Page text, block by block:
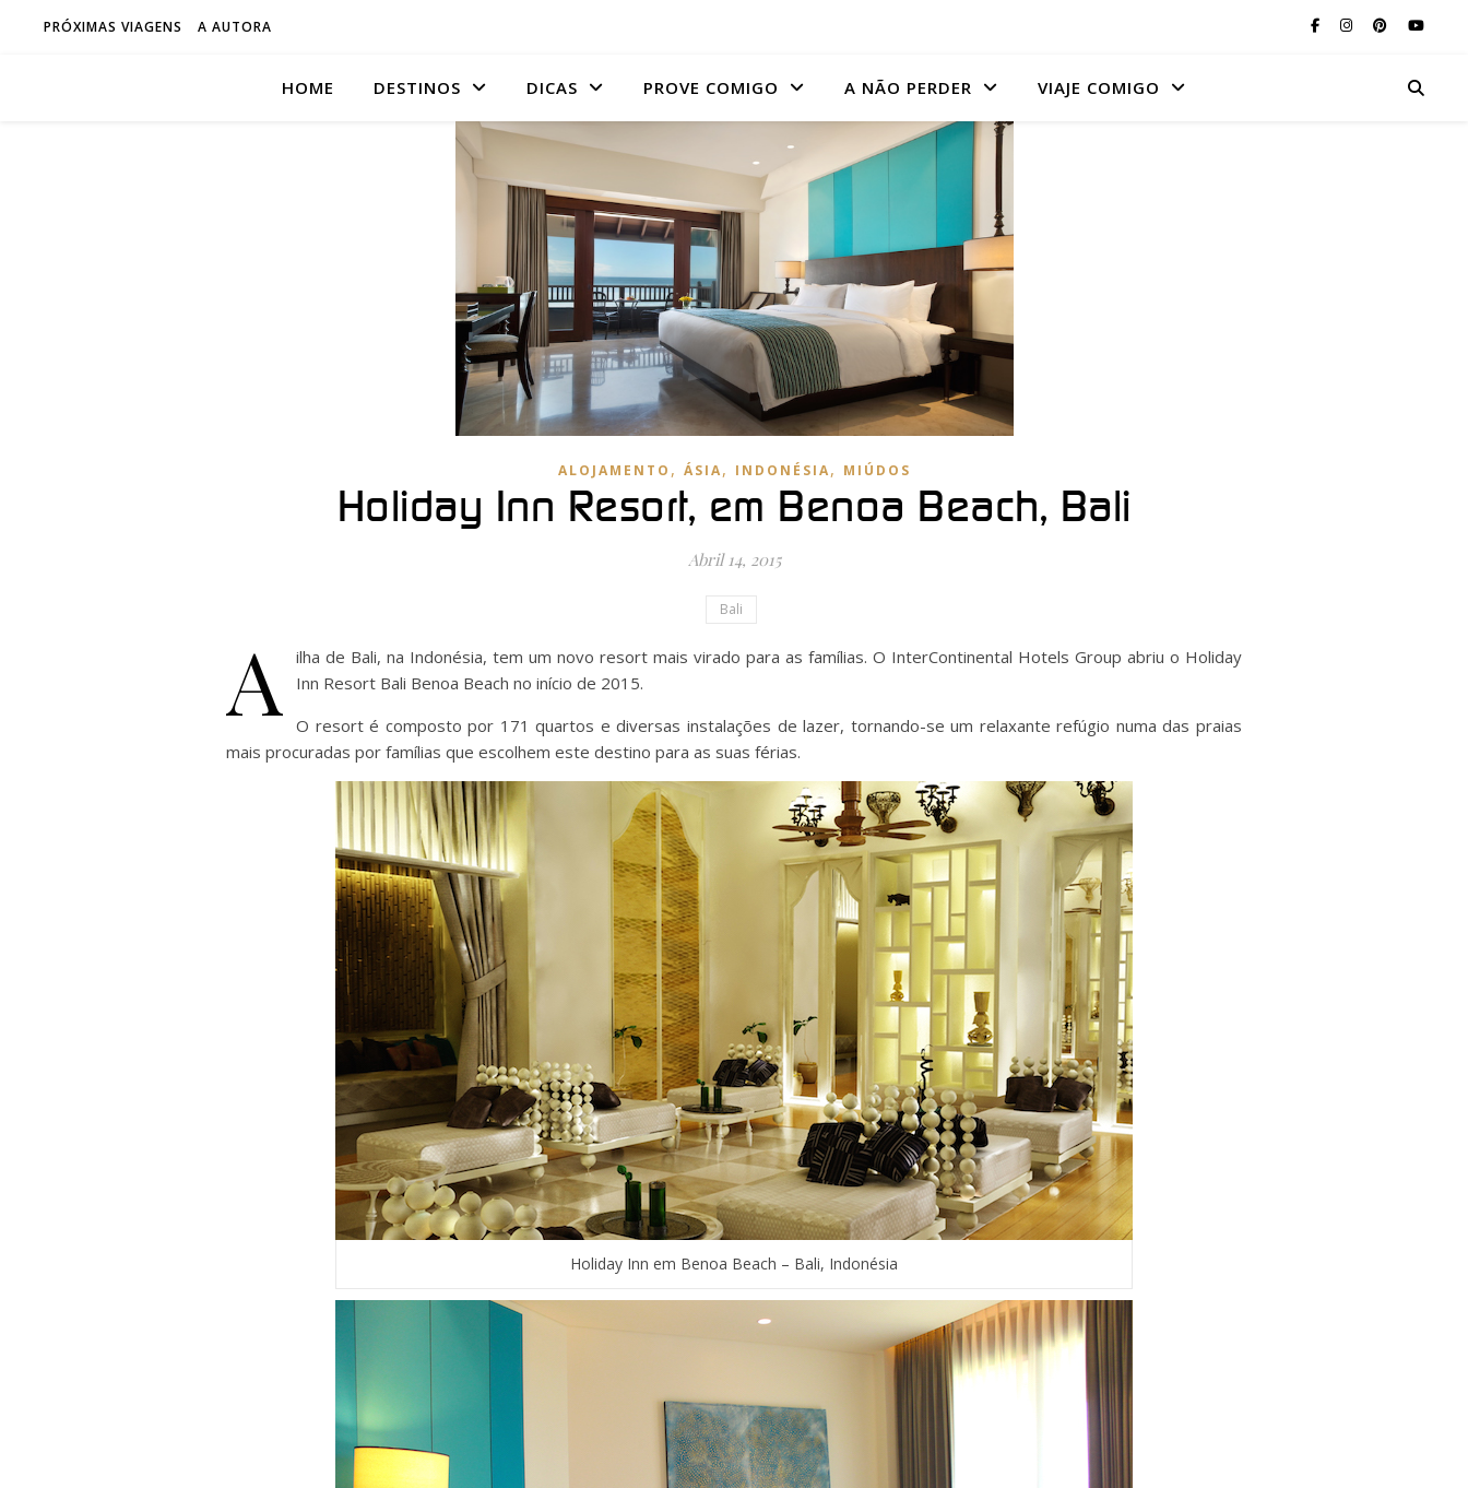
PRÓXIMAS VIAGENS A AUTORA
HOME DESTINOS DICAS PROVE COMIGO A NÃO PERDER VIAJE COMIGO
ALOJAMENTO , ÁSIA, INDONÉSIA, MIÚDOS
Holiday Inn Resort, em Benoa Beach, Bali
Abril 14, 2015
Bali
A
ilha de Bali, na Indonésia, tem um novo resort mais virado para as famílias. O InterContinental Hotels Group abriu o Holiday
Inn Resort Bali Benoa Beach no início de 2015.
O resort é composto por 171 quartos e diversas instalações de lazer, tornando-se um relaxante refúgio numa das praias
mais procuradas por famílias que escolhem este destino para as suas férias.
Holiday Inn em Benoa Beach – Bali, Indonésia